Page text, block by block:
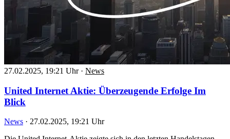
27.02.2025, 19:21 Uhr · News
United Internet Aktie: Überzeugende Erfolge Im
Blick
News · 27.02.2025, 19:21 Uhr